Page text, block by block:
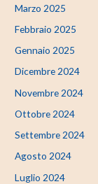
Marzo 2025
Febbraio 2025
Gennaio 2025
Dicembre 2024
Novembre 2024
Ottobre 2024
Settembre 2024
Agosto 2024
Luglio 2024